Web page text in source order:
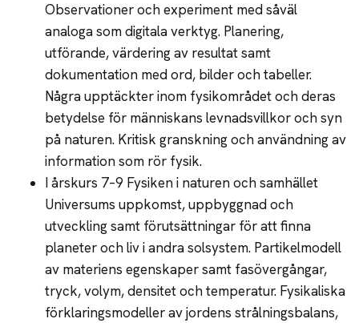
Observationer och experiment med såväl
analoga som digitala verktyg. Planering,
utförande, värdering av resultat samt
dokumentation med ord, bilder och tabeller.
Några upptäckter inom fysikområdet och deras
betydelse för människans levnadsvillkor och syn
på naturen. Kritisk granskning och användning av
information som rör fysik.
I årskurs 7–9 Fysiken i naturen och samhället
Universums uppkomst, uppbyggnad och
utveckling samt förutsättningar för att finna
planeter och liv i andra solsystem. Partikelmodell
av materiens egenskaper samt fasövergångar,
tryck, volym, densitet och temperatur. Fysikaliska
förklaringsmodeller av jordens strålningsbalans,